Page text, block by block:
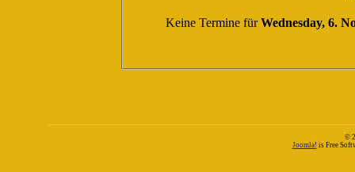
Keine Termine fürWednesday, 6.
©
Joomla! is Free